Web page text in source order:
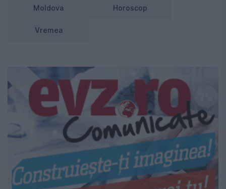
Moldova Horoscop
Vremea